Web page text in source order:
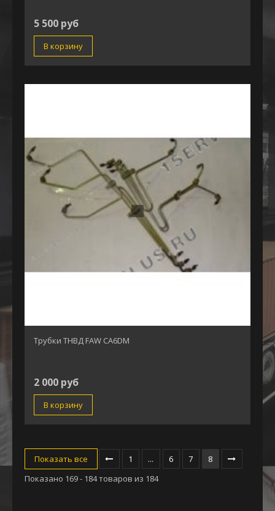
5 500 руб
В корзину
Трубки ТНВД FAW CA6DM
2 000 руб
В корзину
Показать все 1 ... 6 7
8
Показано 169 - 184 товаров из 184